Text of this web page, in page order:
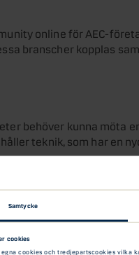
Samtycke
cookies
cookies och tredjepartscookies vilka
online för AEC-
branscher kopplas
behöver kunna möta
teknik, som har en
möjligheten att